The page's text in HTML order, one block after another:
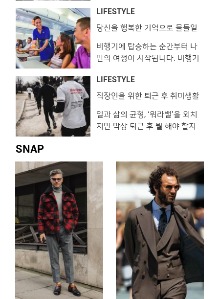
끝판왕‼️ 부로일에서 느껴보세요
💕 #부로일 #BROIL #부로일압
집 #압구정맛집 #압구정로데오
#압구정로데
지. 흡연자들을 위한 감각적이고
센스 넘치는 아이템들을 모아봤
시가렛 홀더 ‘ICON’ 로고가 더해
진 실리콘 소재의 시가렛 홀더 75
시가렛 케이스 담배 및 지폐 등을
수납할 수 있는 모노그램 시가렛
│ 라이터 케이스 네크리
LIFESTYLE
당신을 행복한 기억으로 물들일
비행기에 탑승하는 순간부터 나
만의 여정이 시작됩니다. 비행기
첫인상이기에 중요합니다. 여행
자는 즐길 거리와 기내식을 기대
스맨이라면 피로를 달래줄 고품
격 서비스가 필요하겠죠. 길고도
와이안항공이 정답입니다. 개별
주문형 엔터테인먼트 시스템을
장착한 LCD 모니터를 통해 최신
영화, TV 프로그램 등을 시청할
�
LIFESTYLE
직장인을 위한 퇴근 후 취미생활
일과 삶의 균형, ‘워라밸’을 외치
지만 막상 퇴근 후 뭘 해야 할지
내 마음대로! 부담 없이 취미 생
활을 시작해보세요. 1. 남의집 프
로젝트 @naamezip 남의 집 거
실에서 취향을 나누는 ‘남의집 프
로젝트’입니다. 뚜렷한 취향을 가
진 집주인의 거실에 방문해 공통
된 주제로 교감하며 시간을 보내
는 것인데요. 고품격 오디오 장비
로 채워진 호스트의 거실에서 음
악을 감상하기도 �
SNAP